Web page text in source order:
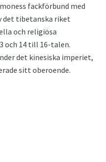
fackförbund med
det tibetanska riket
och religiösa
och 14 till 16-talen.
det kinesiska imperiet,
sitt oberoende.